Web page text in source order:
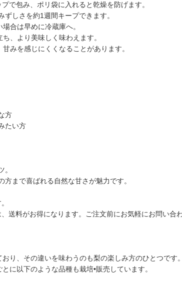
で包み、ポリ袋に入れると乾燥を防げます。
しさを約1週間キープできます。
合は早めに冷蔵庫へ。
、より美味しく味わえます。
みを感じにくくなることがあります。
方
たい方
まで喜ばれる自然な甘さが魅力です。
送料がお得になります。ご注文前にお気軽にお問い合わ
り、その違いを味わうのも梨の楽しみ方のひとつです。
に以下のような品種も栽培•販売しています。